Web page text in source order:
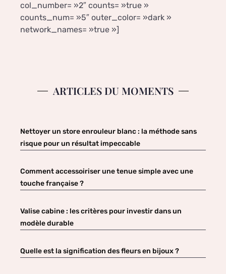
col_number= »2″ counts= »true »
counts_num= »5″ outer_color= »dark »
network_names= »true »]
ARTICLES DU MOMENTS
Nettoyer un store enrouleur blanc : la méthode sans
risque pour un résultat impeccable
Comment accessoiriser une tenue simple avec une
touche française ?
Valise cabine : les critères pour investir dans un
modèle durable
Quelle est la signification des fleurs en bijoux ?